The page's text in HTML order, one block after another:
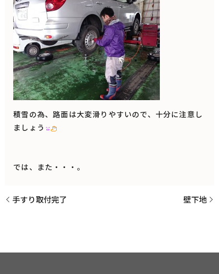
積雪の為、路面は大変滑りやすいので、十分に注意し
ましょう
では、また・・・。
手すり取付完了 壁下地